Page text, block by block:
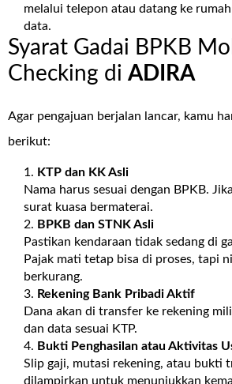
melalui telepon atau datang ke
data.
Syarat Gadai BPKB
Checking di ADIRA
Agar pengajuan berjalan lancar, kamu
berikut:
KTP dan KK Asli
Nama harus sesuai dengan BPKB.
surat kuasa bermaterai.
BPKB dan STNK Asli
Pastikan kendaraan tidak sedang di
Pajak mati tetap bisa di proses, tapi
berkurang.
Rekening Bank Pribadi Aktif
Dana akan di transfer ke rekening
dan data sesuai KTP.
Bukti Penghasilan atau Aktivitas
Slip gaji, mutasi rekening, atau bukti
dilampirkan untuk menunjukkan